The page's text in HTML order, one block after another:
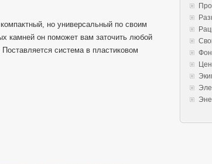
но универсальный по своим
камней он поможет вам заточить любой
система в пластиковом